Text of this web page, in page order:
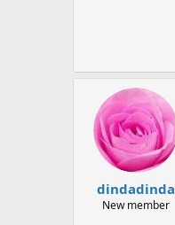
dindadinda
New member